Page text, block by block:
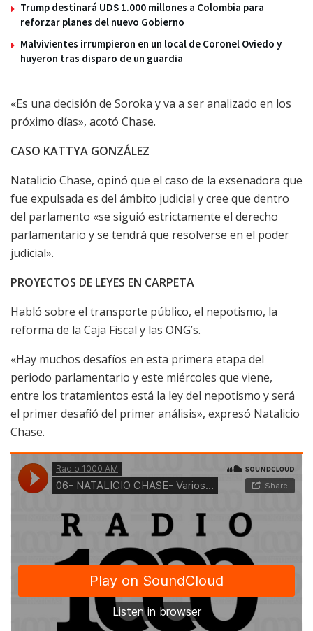
Trump destinará UDS 1.000 millones a Colombia para
reforzar planes del nuevo Gobierno
Malvivientes irrumpieron en un local de Coronel Oviedo y
huyeron tras disparo de un guardia
«Es una decisión de Soroka y va a ser analizado en los
próximo días», acotó Chase.
CASO KATTYA GONZÁLEZ
Natalicio Chase, opinó que el caso de la exsenadora que
fue expulsada es del ámbito judicial y cree que dentro
del parlamento «se siguió estrictamente el derecho
parlamentario y se tendrá que resolverse en el poder
judicial».
PROYECTOS DE LEYES EN CARPETA
Habló sobre el transporte público, el nepotismo, la
reforma de la Caja Fiscal y las ONG’s.
«Hay muchos desafíos en esta primera etapa del
periodo parlamentario y este miércoles que viene,
entre los tratamientos está la ley del nepotismo y será
el primer desafió del primer análisis», expresó Natalicio
Chase.